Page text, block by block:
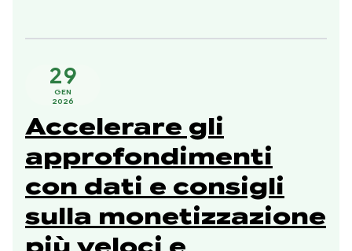
utilizzata o la qualità del codice compilato.
29
GEN
2026
Accelerare gli
approfondimenti
con dati e consigli
sulla monetizzazione